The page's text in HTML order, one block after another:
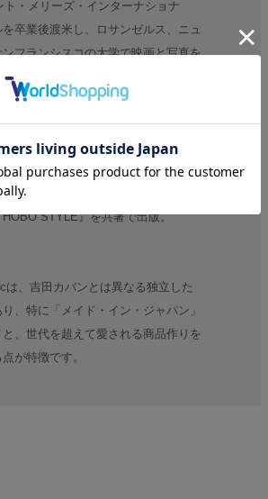
ト・メリーズ・インターナショナ
卒業後渡米し、ロサンゼルス、ニュ
フランシスコの大学で映画と写真を
フランシスコ・アート・インスティ
卒業。
Classic代表取締役に就任。
セイ『ホノカアボーイ』を発表し、
化。
STYLE』を共著で出版。
は、吉田カバンとは異なる独立した
、特に「メイド・イン・ジャパン」
、世代を超えて愛される商品作りを
が特徴です。